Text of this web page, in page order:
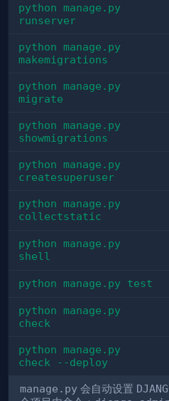
python manage.py
runserver
python manage.py
makemigrations
python manage.py
migrate
python manage.py
showmigrations
python manage.py
createsuperuser
python manage.py
collectstatic
python manage.py
shell
python manage.py test
python manage.py
check
python manage.py
check --deploy
manage.py 会自动设置